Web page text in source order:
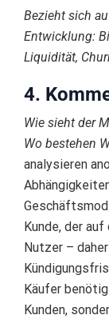
Bezieht sich
Entwicklung:
Liquidität,
4.
Wie sieht der
Wo bestehen
analysieren
Kunde, der
Nutzer –
Käufer
Kunden,